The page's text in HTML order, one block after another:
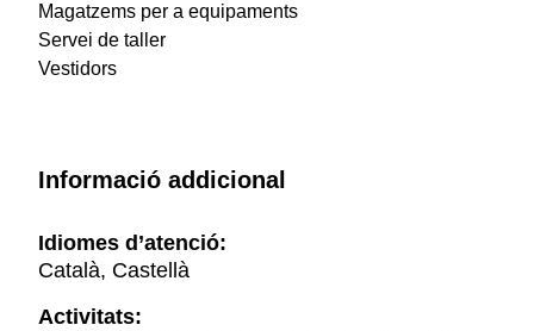
Magatzems per a equipaments
Servei de taller
Vestidors
Informació addicional
Idiomes d’atenció:
Català, Castellà
Activitats: